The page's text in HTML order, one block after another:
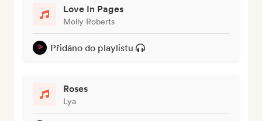
Love In Pages
Molly Roberts
Přidáno do playlistu
Roses
Lya